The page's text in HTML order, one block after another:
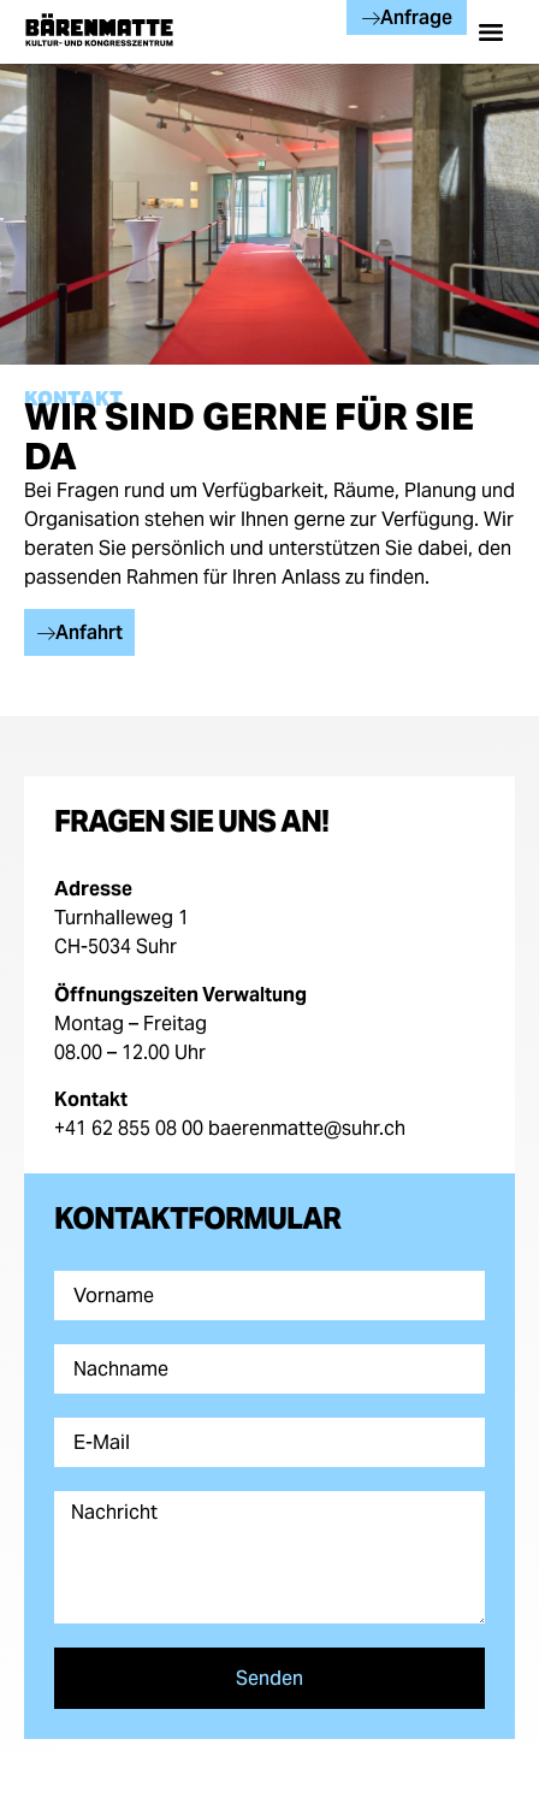
Anfrage
KONTAKT
WIR SIND GERNE FÜR SIE
DA
Bei Fragen rund um Verfügbarkeit, Räume, Planung und
Organisation stehen wir Ihnen gerne zur Verfügung. Wir
beraten Sie persönlich und unterstützen Sie dabei, den
passenden Rahmen für Ihren Anlass zu finden.
Anfahrt
FRAGEN SIE UNS AN!
Adresse
Turnhalleweg 1
CH-5034 Suhr
Öffnungszeiten Verwaltung
Montag – Freitag
08.00 – 12.00 Uhr
Kontakt
+41 62 855 08 00 baerenmatte@suhr.ch
KONTAKTFORMULAR
Senden